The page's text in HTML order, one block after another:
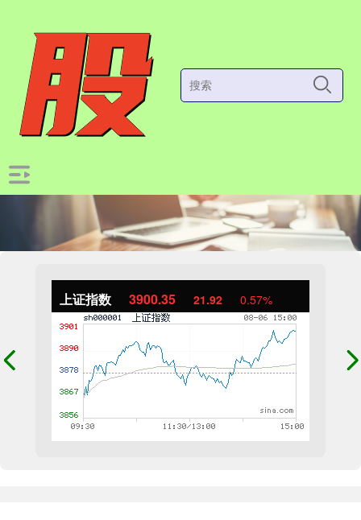
上证指数 3900.35 21.92 0.57%